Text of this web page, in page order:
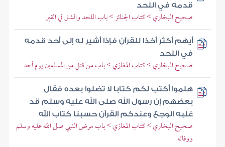
قدمه في اللحد
صحيح البخاري > كتاب الجنائز > باب اللحد والشق في القبر
أيهم أكثر أخذا للقرآن فإذا أشير له إلى أحد قدمه
في اللحد
صحيح البخاري > كتاب المغازي > باب من قتل من المسلمين يوم أحد
هلموا أكتب لكم كتابا لا تضلوا بعده فقال
بعضهم إن رسول الله صلى الله عليه وسلم قد
غلبه الوجع وعندكم القرآن حسبنا كتاب الله
صحيح البخاري > كتاب المغازي > باب مرض النبي صلى الله عليه وسلم
ووفاته